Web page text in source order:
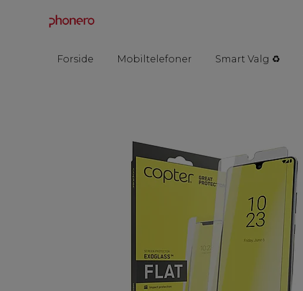
Forside Mobiltelefoner Smart Valg ♻️